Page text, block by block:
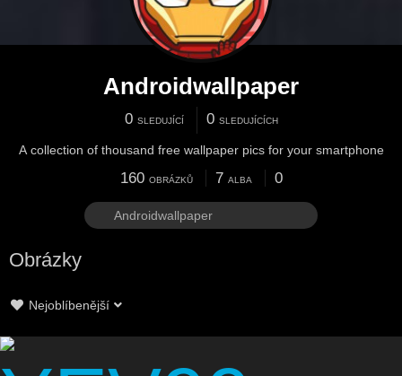
Androidwallpaper
0 SLEDUJÍCÍ 0 SLEDUJÍCÍCH
A collection of thousand free wallpaper pics for your smartphone
160 OBRÁZKŮ 7 ALBA 0
Obrázky
Nejoblíbenější